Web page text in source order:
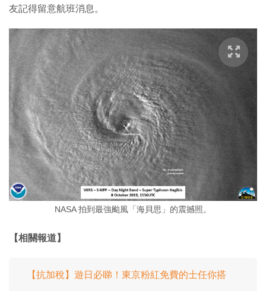
友記得留意航班消息。
NASA 拍到最強颱風「海貝思」的震撼照。
【相關報道】
【抗加稅】遊日必睇！東京粉紅免費的士任你搭